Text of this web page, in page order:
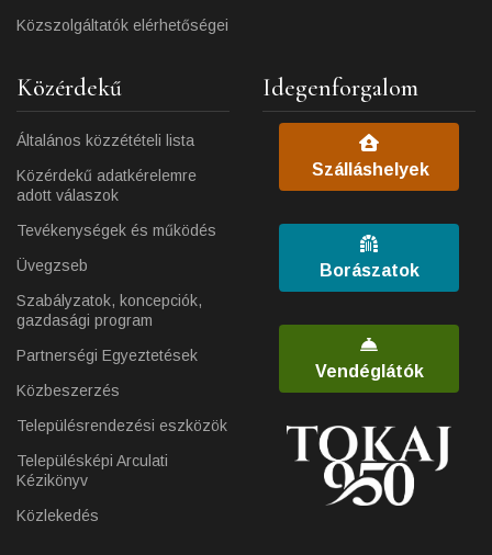
Közszolgáltatók elérhetőségei
Közérdekű
Általános közzétételi lista
Közérdekű adatkérelemre
adott válaszok
Tevékenységek és működés
Üvegzseb
Szabályzatok, koncepciók,
gazdasági program
Partnerségi Egyeztetések
Közbeszerzés
Településrendezési eszközök
Településképi Arculati
Kézikönyv
Közlekedés
Idegenforgalom
Szálláshelyek
Borászatok
Vendéglátók